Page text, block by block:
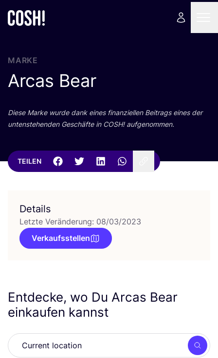
MARKE
Arcas Bear
Die­se Mar­ke wur­de dank eines finan­zi­el­len Bei­trags eines der
unten­ste­hen­den Geschäf­te in COSH! aufgenommen.
TEILEN
Details
Letzte Veränderung: 08/03/2023
Verkaufsstellen
Entdecke, wo Du Arcas Bear
einkaufen kannst